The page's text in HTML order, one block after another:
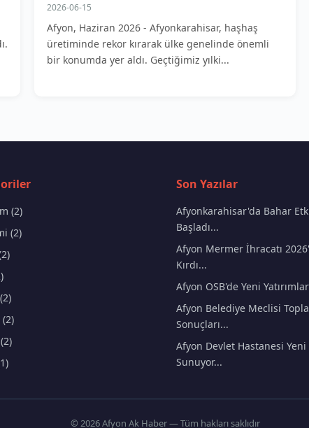
2026-06-15
Afyon, Haziran 2026 - Afyonkarahisar, haşhaş
üretiminde rekor kırarak ülke genelinde önemli
bir konumda yer aldı. Geçtiğimiz yılki...
(2)
(2)
Son Yazılar
Afyonkarahisar'da Bahar
Başladı...
Afyon Mermer İhracatı
Kırdı...
Afyon OSB'de Yeni
Afyon Belediye Meclisi
Sonuçları...
Afyon Devlet Hastanesi
Sunuyor...
© 2026 Afyon Ak Haber — Tüm hakları saklıdır